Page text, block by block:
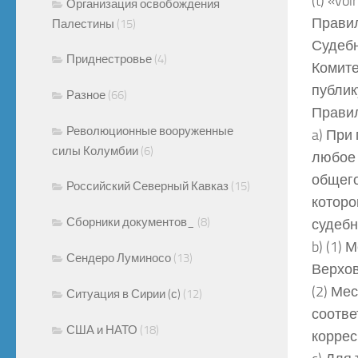
a) При
любое
b) (1)
(2)
Организация освобождения
Палестины (15)
Приднестровье (4)
Разное (66)
Революционные вооруженные
силы Колумбии (6)
Российский Северный Кавказ (15)
Сборники документов_ (8)
Сендеро Луминосо (13)
Ситуация в Сирии (с) (12)
США и НАТО (18)